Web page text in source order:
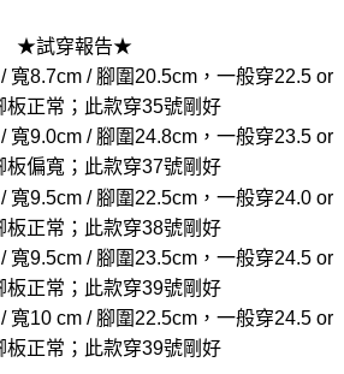
★試穿報告★
寬8.7cm / 腳圍20.5cm，一般穿22.5 or
板正常；此款穿35號剛好
寬9.0cm / 腳圍24.8cm，一般穿23.5 or
板偏寬；此款穿37號剛好
寬9.5cm / 腳圍22.5cm，一般穿24.0 or
板正常；此款穿38號剛好
寬9.5cm / 腳圍23.5cm，一般穿24.5 or
板正常；此款穿39號剛好
寬10 cm / 腳圍22.5cm，一般穿24.5 or
板正常；此款穿39號剛好